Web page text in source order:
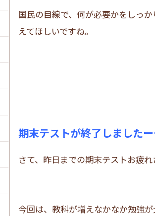
国民の目線で、何が必要かをしっ
えてほしいですね。
期末テストが終了しましたー
さて、昨日までの期末テストお疲れ
今回は、教科が増えなかなか勉強